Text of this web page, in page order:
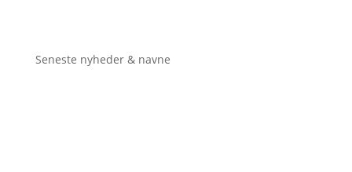
Seneste nyheder & navne